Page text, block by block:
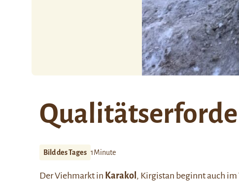
Bild des Tages 1Minute
Der Viehmarkt in Karakol, Kirgistan beginnt auch